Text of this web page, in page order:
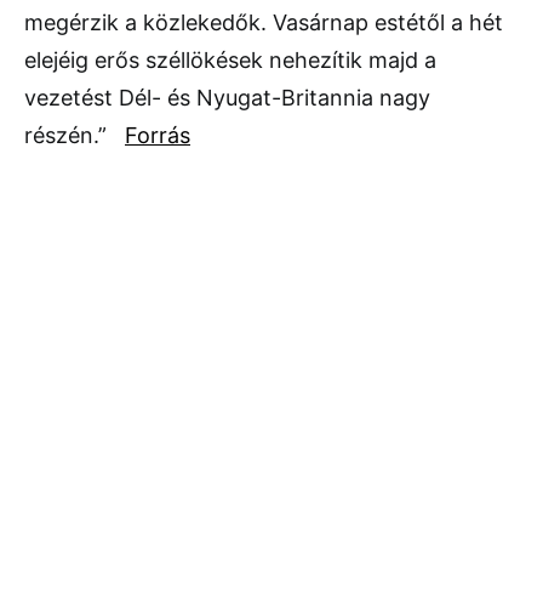
megérzik a közlekedők. Vasárnap estétől a hét
elejéig erős széllökések nehezítik majd a
vezetést Dél- és Nyugat-Britannia nagy
részén.” Forrás